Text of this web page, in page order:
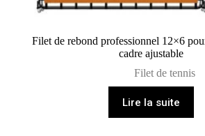
Filet de rebond professionnel 12×6
cadre ajustable
Filet de tennis
Lire la suite